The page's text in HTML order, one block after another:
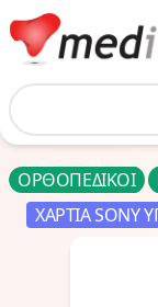
Home
ΟΡΘΟΠΕΔΙΚΟΙ
ΧΑΡΤΙΑ SONY